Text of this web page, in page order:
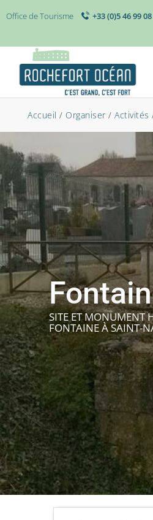
Office de Tourisme +33 (0)5 46 99
Accueil / Organiser / Activités
SITE ET MONUMENT
FONTAINEÀ SAINT-